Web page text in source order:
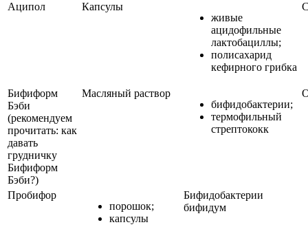
Аципол
Капсулы
живые
ацидофильные
лактобациллы;
полисахарид
кефирного грибка
Бифиформ
Бэби
(рекомендуем
прочитать: как
давать
грудничку
Бифиформ
Бэби?)
Масляный раствор
бифидобактерии;
термофильный
стрептококк
Пробифор
порошок;
капсулы
Бифидобактерии
бифидум